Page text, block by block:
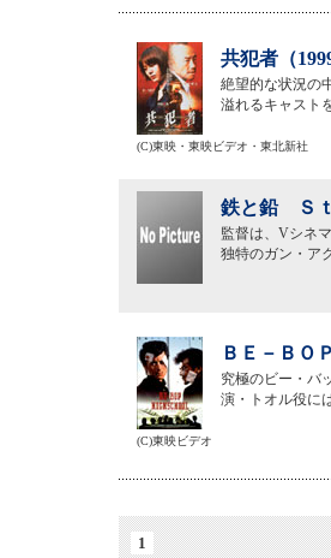
共犯者（
絶望的な状況の
溢れるキャスト
(C)東映・東映ビデオ・東北新社
鉄と鉛 Ｓｔ
監督は、Vシネ
独特のガン・ア
ＢＥ－ＢＯ
究極のビー・バ
演・トオル役に
(C)東映ビデオ
1